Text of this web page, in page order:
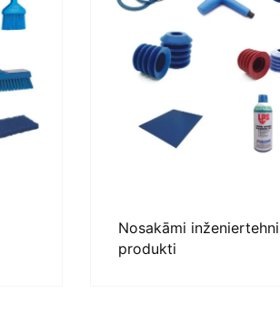
Nosakāmi
produkti